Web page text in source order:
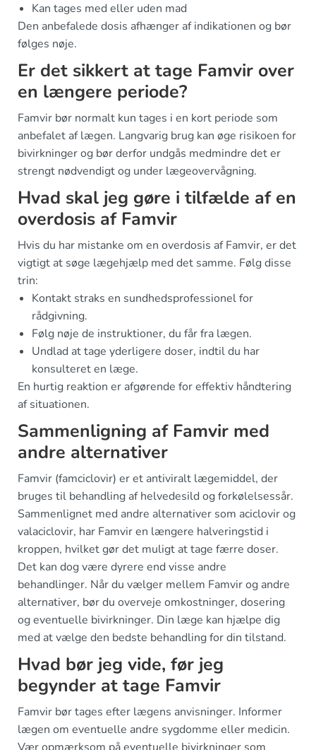
Kan tages med eller uden mad
Den anbefalede dosis afhænger af indikationen og bør
følges nøje.
Er det sikkert at tage Famvir over
en længere periode?
Famvir bør normalt kun tages i en kort periode som
anbefalet af lægen. Langvarig brug kan øge risikoen for
bivirkninger og bør derfor undgås medmindre det er
strengt nødvendigt og under lægeovervågning.
Hvad skal jeg gøre i tilfælde af en
overdosis af Famvir
Hvis du har mistanke om en overdosis af Famvir, er det
vigtigt at søge lægehjælp med det samme. Følg disse
trin:
Kontakt straks en sundhedsprofessionel for
rådgivning.
Følg nøje de instruktioner, du får fra lægen.
Undlad at tage yderligere doser, indtil du har
konsulteret en læge.
En hurtig reaktion er afgørende for effektiv håndtering
af situationen.
Sammenligning af Famvir med
andre alternativer
Famvir (famciclovir) er et antiviralt lægemiddel, der
bruges til behandling af helvedesild og forkølelsessår.
Sammenlignet med andre alternativer som aciclovir og
valaciclovir, har Famvir en længere halveringstid i
kroppen, hvilket gør det muligt at tage færre doser.
Det kan dog være dyrere end visse andre
behandlinger. Når du vælger mellem Famvir og andre
alternativer, bør du overveje omkostninger, dosering
og eventuelle bivirkninger. Din læge kan hjælpe dig
med at vælge den bedste behandling for din tilstand.
Hvad bør jeg vide, før jeg
begynder at tage Famvir
Famvir bør tages efter lægens anvisninger. Informer
lægen om eventuelle andre sygdomme eller medicin.